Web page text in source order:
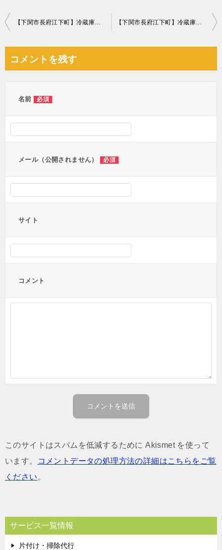
投
ビ
【下関市長府江下町】冷蔵庫、電子レンジ、カラーボックスの回収 【下関市長府江下町】冷蔵庫、本棚、スマートパッド、ケーブルの回収
コメントを残す
名前 必須
メール（公開されません） 必須
サイト
コメント
このサイトはスパムを低減するために Akismet を使って
います。
コメントデータの処理方法の詳細はこちらをご覧
ください 。
サービス一覧情報
片付け・掃除代行